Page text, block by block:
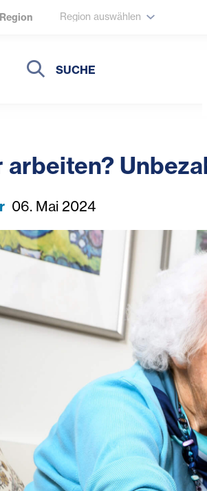
Region auswählen
Suche
Suche
arbeiten?
06. Mai 2024